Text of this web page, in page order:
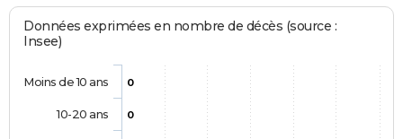
Données exprimées en nombre de décès (source :
Insee)
0
0
Moins de 10 ans
10-20 ans